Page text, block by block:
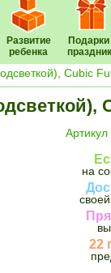
Развитие
ребенка
Подарки
Cubic
Артикул
на
22